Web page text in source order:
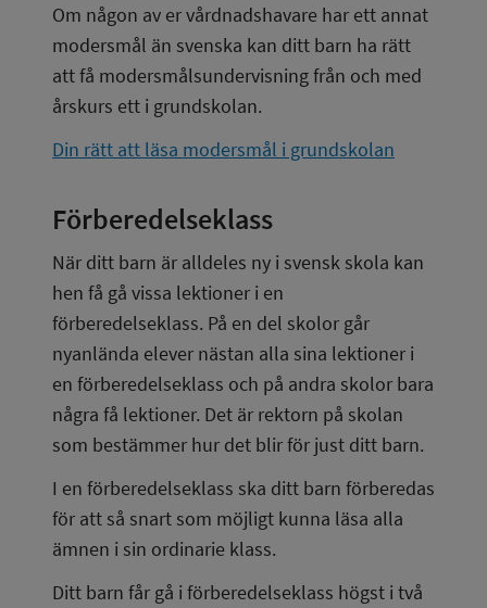
Om någon av er vårdnadshavare har ett annat
modersmål än svenska kan ditt barn ha rätt
att få modersmålsundervisning från och med
årskurs ett i grundskolan.
Din rätt att läsa modersmål i grundskolan
Förberedelseklass
När ditt barn är alldeles ny i svensk skola kan
hen få gå vissa lektioner i en
förberedelseklass. På en del skolor går
nyanlända elever nästan alla sina lektioner i
en förberedelseklass och på andra skolor bara
några få lektioner. Det är rektorn på skolan
som bestämmer hur det blir för just ditt barn.
I en förberedelseklass ska ditt barn förberedas
för att så snart som möjligt kunna läsa alla
ämnen i sin ordinarie klass.
Ditt barn får gå i förberedelseklass högst i två